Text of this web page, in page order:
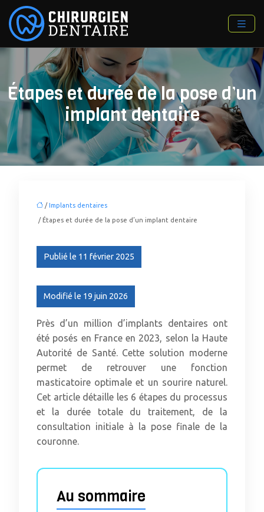
Étapes et durée de la pose d’un
implant dentaire
/Implants dentaires
/ Étapes et durée de la pose d’un implant dentaire
Publié le 11 février 2025
Modifié le 19 juin 2026
Près d’un million d’implants dentaires ont
été posés en France en 2023, selon la Haute
Autorité de Santé. Cette solution moderne
permet de retrouver une fonction
masticatoire optimale et un sourire naturel.
Cet article détaille les 6 étapes du processus
et la durée totale du traitement, de la
consultation initiale à la pose finale de la
couronne.
Au sommaire